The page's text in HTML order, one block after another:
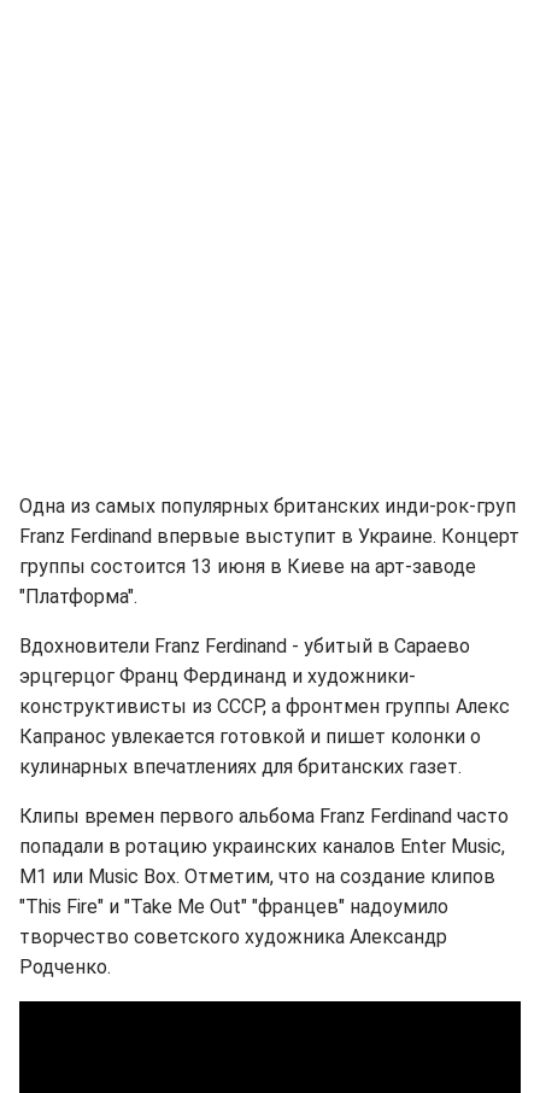
Одна из самых популярных британских инди-рок-груп
Franz Ferdinand впервые выступит в Украине. Концерт
группы состоится 13 июня в Киеве на арт-заводе
"Платформа".
Вдохновители Franz Ferdinand - убитый в Сараево
эрцгерцог Франц Фердинанд и художники-
конструктивисты из СССР, а фронтмен группы Алекс
Капранос увлекается готовкой и пишет колонки о
кулинарных впечатлениях для британских газет.
Клипы времен первого альбома Franz Ferdinand часто
попадали в ротацию украинских каналов Enter Music,
M1 или Music Box. Отметим, что на создание клипов
"This Fire" и "Take Me Out" "францев" надоумило
творчество советского художника Александр
Родченко.